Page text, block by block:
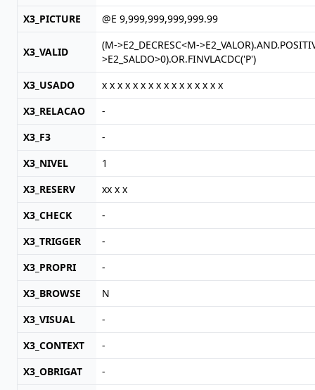
X3_PICTURE
@E 9,999,999,999,999.99
X3_VALID
(M->E2_DECRESC<M-
>E2_SALDO>0).OR.FINVLACDC('P')
X3_USADO
x x x x x x x x x x x x x x x x
X3_RELACAO
-
X3_F3
-
X3_NIVEL
1
X3_RESERV
xx x x
X3_CHECK
-
X3_TRIGGER
-
X3_PROPRI
-
X3_BROWSE
N
X3_VISUAL
-
X3_CONTEXT
-
X3_OBRIGAT
-